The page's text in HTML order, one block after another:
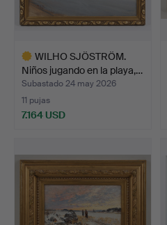
WILHO SJÖSTRÖM.
Niños jugando en la playa,…
Subastado 24 may 2026
11 pujas
7.164 USD